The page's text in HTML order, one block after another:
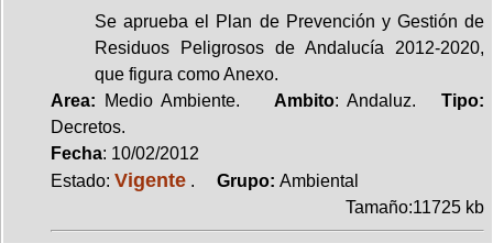
Se aprueba el Plan de Prevención y Gestión de
Residuos Peligrosos de Andalucía 2012-2020,
que figura como Anexo.
Area: Medio Ambiente. Ambito: Andaluz.Tipo:
Decretos.
Fecha: 10/02/2012
Estado: Vigente . Grupo: Ambiental
Tamaño:11725 kb